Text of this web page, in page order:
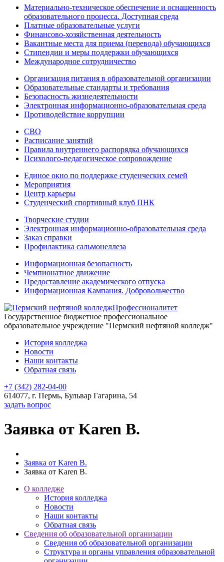
Материально-техническое обеспечение и оснащенность
образовательного процесса. Доступная среда
Платные образовательные услуги
Финансово-хозяйственная деятельность
Вакантные места для приема (перевода) обучающихся
Стипендии и меры поддержки обучающихся
Международное сотрудничество
Организация питания в образовательной организации
Образовательные стандарты и требования
Безопасность жизнедеятельности
Электронная информационно-образовательная среда
Противодействие коррупции
СВО
Расписание занятий
Правила внутреннего распорядка обучающихся
Психолого-педагогическое сопровождение
Единое окно по поддержке студенческих семей
Мероприятия
Центр карьеры
Студенческий спортивный клуб ПНК
Творческие студии
Электронная информационно-образовательная среда
Заказ справки
Профилактика сальмонеллеза
Информационная безопасность
Чемпионатное движение
Предоставление академического отпуска
Информационная Кампания. Добровольчество
Профессионалитет
Государственное бюджетное профессиональное
образовательное учреждение "Пермский нефтяной колледж"
История колледжа
Новости
Наши контакты
Обратная связь
+7 (342) 282-04-00
614077, г. Пермь, Бульвар Гагарина, 54
задать вопрос
Заявка от Karen B.
Заявка от Karen B.
Заявка от Karen B.
О колледже
История колледжа
Новости
Наши контакты
Обратная связь
Сведения об образовательной организации
Сведения об образовательной организации
Структура и органы управления образовательной